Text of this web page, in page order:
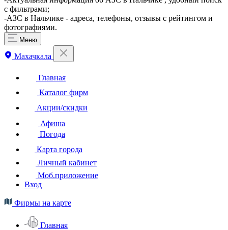
с фильтрами;
-АЗС в Нальчике - адреса, телефоны, отзывы с рейтингом и
фотографиями.
Меню
Махачкала
Главная
Каталог фирм
Акции/скидки
Афиша
Погода
Карта города
Личный кабинет
Моб.приложение
Вход
Фирмы на карте
Главная